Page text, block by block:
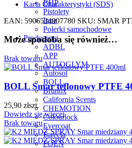
BHP
Pistolety
Inne
Polerki samochodowe
Producenci
ADBL
APP
AUTOGLYM
Autosol
BOLL
Brunox
California Scents
CHEMOTION
Colourlock
Evercoat
Farecla
FOEN
Karta Charakterystyki (SDS)
EAN: 5906534007780 SKU: SMAR
Może spodoba się również…
Brak towaru
BOLL Smar teflonowy PTFE
25,90 złszt.
Dowiedz się więcej
Brak towaru